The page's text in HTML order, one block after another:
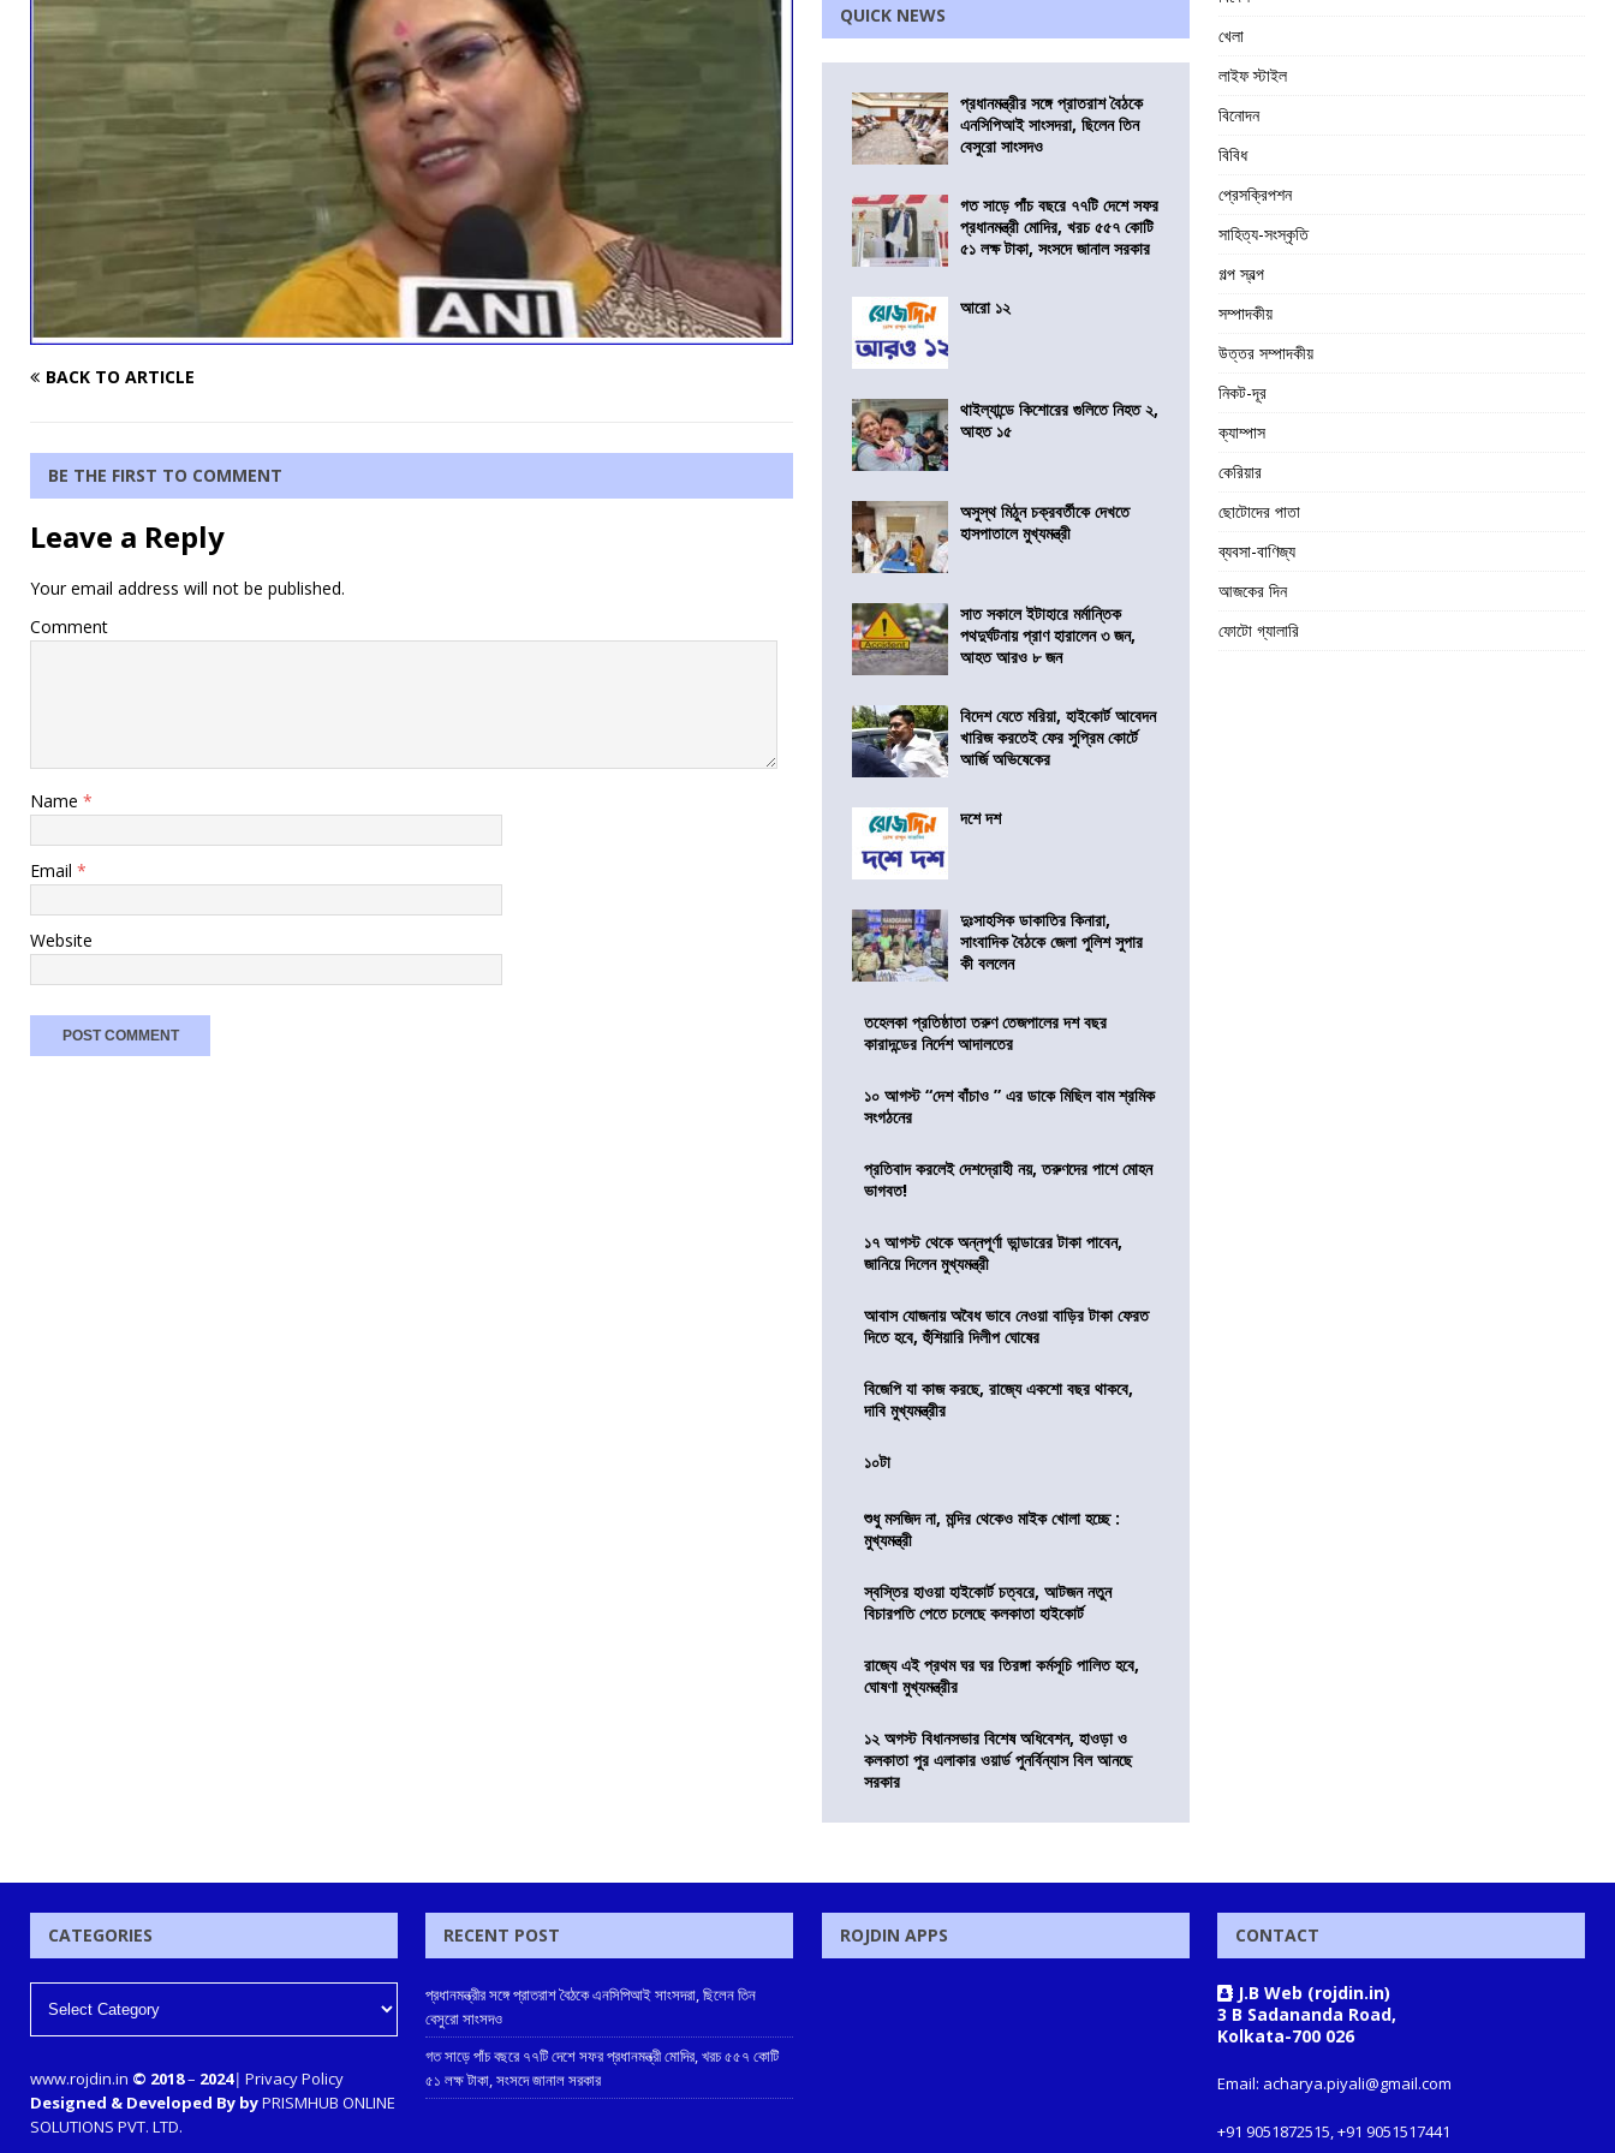
BACK TO ARTICLE
BE THE FIRST TO COMMENT
Leave a Reply
Your email address will not be published.
Comment
Name *
Email *
Website
QUICK NEWS
প্রধানমন্ত্রীর সঙ্গে প্রাতরাশ বৈঠকে
এনসিপিআই সাংসদরা, ছিলেন তিন
বেসুরো সাংসদও
গত সাড়ে পাঁচ বছরে ৭৭টি দেশে সফর
প্রধানমন্ত্রী মোদির, খরচ ৫৫৭ কোটি
৫১ লক্ষ টাকা, সংসদে জানাল সরকার
আরো ১২
থাইল্যান্ডে কিশোরের গুলিতে নিহত ২,
আহত ১৫
অসুস্থ মিঠুন চক্রবর্তীকে দেখতে
হাসপাতালে মুখ্যমন্ত্রী
সাত সকালে ইটাহারে মর্মান্তিক
পথদুর্ঘটনায় প্রাণ হারালেন ৩ জন,
আহত আরও ৮ জন
বিদেশ যেতে মরিয়া, হাইকোর্ট আবেদন
খারিজ করতেই ফের সুপ্রিম কোর্টে
আর্জি অভিষেকের
দশে দশ
দুঃসাহসিক ডাকাতির কিনারা,
সাংবাদিক বৈঠকে জেলা পুলিশ সুপার
কী বললেন
তহেলকা প্রতিষ্ঠাতা তরুণ তেজপালের দশ বছর
কারাদন্ডের নির্দেশ আদালতের
১০ আগস্ট “দেশ বাঁচাও ” এর ডাকে মিছিল বাম শ্রমিক
সংগঠনের
প্রতিবাদ করলেই দেশদ্রোহী নয়, তরুণদের পাশে মোহন
ভাগবত!
১৭ আগস্ট থেকে অন্নপূর্ণা ভান্ডারের টাকা পাবেন,
জানিয়ে দিলেন মুখ্যমন্ত্রী
আবাস যোজনায় অবৈধ ভাবে নেওয়া বাড়ির টাকা ফেরত
দিতে হবে, হুঁশিয়ারি দিলীপ ঘোষের
বিজেপি যা কাজ করছে, রাজ্যে একশো বছর থাকবে,
দাবি মুখ্যমন্ত্রীর
১০টা
শুধু মসজিদ না, মন্দির থেকেও মাইক খোলা হচ্ছে :
মুখ্যমন্ত্রী
স্বস্তির হাওয়া হাইকোর্ট চত্বরে, আটজন নতুন
বিচারপতি পেতে চলেছে কলকাতা হাইকোর্ট
রাজ্যে এই প্রথম ঘর ঘর তিরঙ্গা কর্মসূচি পালিত হবে,
ঘোষণা মুখ্যমন্ত্রীর
১২ অগস্ট বিধানসভার বিশেষ অধিবেশন, হাওড়া ও
কলকাতা পুর এলাকার ওয়ার্ড পুনর্বিন্যাস বিল আনছে
সরকার
খেলা
লাইফ স্টাইল
বিনোদন
বিবিধ
প্রেসক্রিপশন
সাহিত্য-সংস্কৃতি
গল্প স্বল্প
সম্পাদকীয়
উত্তর সম্পাদকীয়
নিকট-দূর
ক্যাম্পাস
কেরিয়ার
ছোটোদের পাতা
ব্যবসা-বাণিজ্য
আজকের দিন
ফোটো গ্যালারি
CATEGORIES
www.rojdin.in © 2018– 2024| Privacy Policy
Designed & Developed By byPRISMHUB ONLINE
SOLUTIONS PVT. LTD.
RECENT POST
প্রধানমন্ত্রীর সঙ্গে প্রাতরাশ বৈঠকে এনসিপিআই সাংসদরা, ছিলেন তিন
বেসুরো সাংসদও
গত সাড়ে পাঁচ বছরে ৭৭টি দেশে সফর প্রধানমন্ত্রী মোদির, খরচ ৫৫৭ কোটি
৫১ লক্ষ টাকা, সংসদে জানাল সরকার
ROJDIN APPS CONTACT
J.B Web (rojdin.in)
3 B Sadananda Road,
Kolkata-700 026
Email: acharya.piyali@gmail.com
+91 9051872515, +91 9051517441